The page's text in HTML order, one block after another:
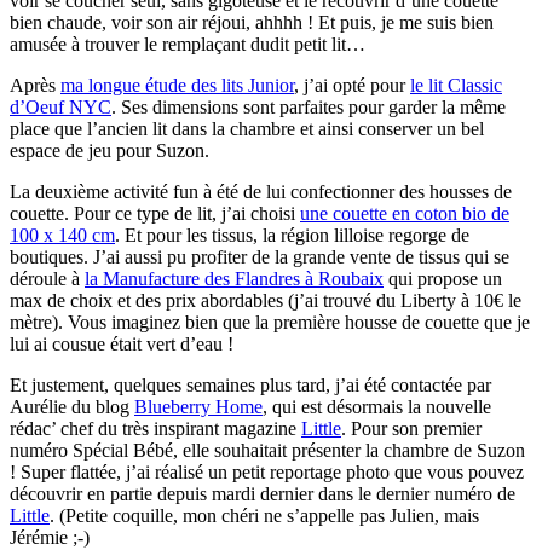
bien chaude, voir son air réjoui, ahhhh ! Et puis, je me suis bien
amusée à trouver le remplaçant dudit petit lit…
Après ma longue étude des lits Junior, j’ai opté pourle lit Classic
d’Oeuf NYC. Ses dimensions sont parfaites pour garder la même
place que l’ancien lit dans la chambre et ainsi conserver un bel
espace de jeu pour Suzon.
La deuxième activité fun à été de lui confectionner des housses de
couette. Pour ce type de lit, j’ai choisi une couette en coton bio de
100 x 140 cm. Et pour les tissus, la région lilloise regorge de
boutiques. J’ai aussi pu profiter de la grande vente de tissus qui se
déroule à la Manufacture des Flandres à Roubaix qui propose un
max de choix et des prix abordables (j’ai trouvé du Liberty à 10€ le
mètre). Vous imaginez bien que la première housse de couette que je
lui ai cousue était vert d’eau !
Et justement, quelques semaines plus tard, j’ai été contactée par
Aurélie du blog Blueberry Home, qui est désormais la nouvelle
rédac’ chef du très inspirant magazine Little. Pour son premier
numéro Spécial Bébé, elle souhaitait présenter la chambre de Suzon
! Super flattée, j’ai réalisé un petit reportage photo que vous pouvez
découvrir en partie depuis mardi dernier dans le dernier numéro de
Little. (Petite coquille, mon chéri ne s’appelle pas Julien, mais
Jérémie ;-)